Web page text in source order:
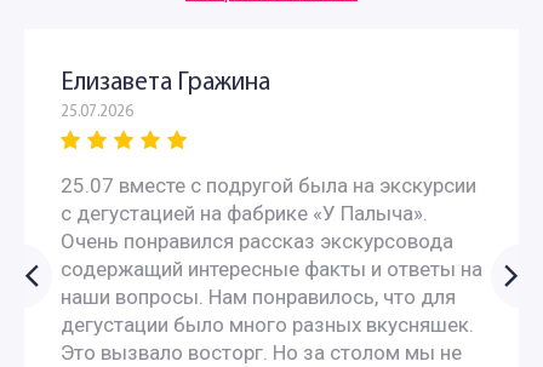
Экскурсии для школьников 11 класса
Интересные экскурсии для детей в Москве 2 класс
Экскурсии для детей 3 класса
Экскурсии для школьников 4 класса
Елизавета Гражина
25.07.2026
25.07 вместе с подругой была на экскурсии
с дегустацией на фабрике «У Палыча».
Очень понравился рассказ экскурсовода
содержащий интересные факты и ответы на
наши вопросы. Нам понравилось, что для
дегустации было много разных вкусняшек.
Это вызвало восторг. Но за столом мы не